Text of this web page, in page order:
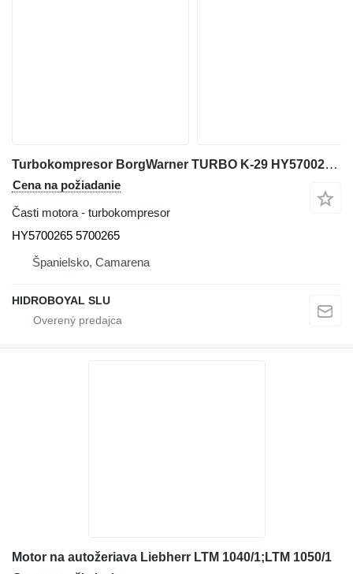
Turbokompresor BorgWarner TURBO K-29 HY5700265 na terénneho žeriavu Liebherr LTM 1100/2
Cena na požiadanie
Časti motora - turbokompresor
HY5700265 5700265
Španielsko, Camarena
HIDROBOYAL SLU
Motor na autožeriava Liebherr LTM 1040/1;LTM 1050/1